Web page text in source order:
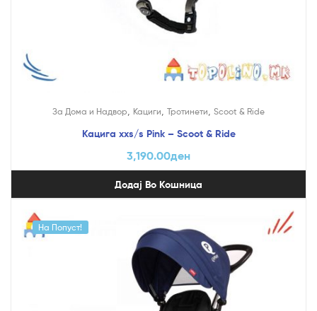
За Дома и Надвор Кациги Тротинети Scoot & Ride
Кацига xxs/s Pink – Scoot & Ride
3,190.00ден
Додај Во Кошница
На Попуст!